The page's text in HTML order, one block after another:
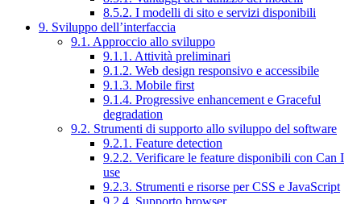
8.5.2. I modelli di sito e servizi disponibili
9. Sviluppo dell’interfaccia
9.1. Approccio allo sviluppo
9.1.1. Attività preliminari
9.1.2. Web design responsivo e accessibile
9.1.3. Mobile first
9.1.4. Progressive enhancement e Graceful
degradation
9.2. Strumenti di supporto allo sviluppo del software
9.2.1. Feature detection
9.2.2. Verificare le feature disponibili con Can I
use
9.2.3. Strumenti e risorse per CSS e JavaScript
9.2.4. Supporto browser